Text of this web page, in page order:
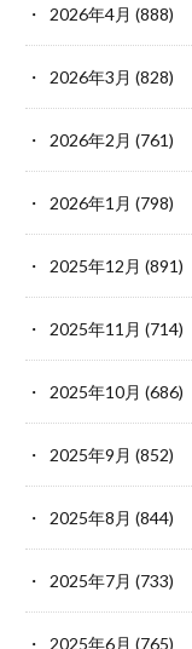
2026年4月 (888)
2026年3月 (828)
2026年2月 (761)
2026年1月 (798)
2025年12月 (891)
2025年11月 (714)
2025年10月 (686)
2025年9月 (852)
2025年8月 (844)
2025年7月 (733)
2025年6月 (765)